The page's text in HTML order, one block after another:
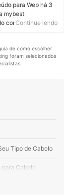
para Web há 3
mybest
conteúdos de
sempre a
Continue lendo
de como escolher
foram selecionados
Tipo de Cabelo
para Cabelo